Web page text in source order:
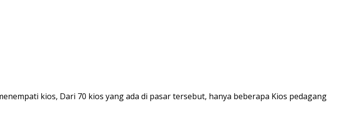
kios, Dari 70 kios yang ada di pasar tersebut, hanya beberapa Kios pedagang